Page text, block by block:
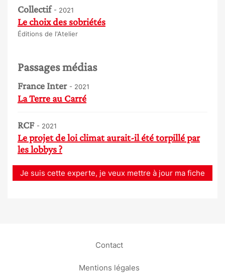
Collectif - 2021
Le choix des sobriétés
Éditions de l'Atelier
Passages médias
France Inter - 2021
La Terre au Carré
RCF - 2021
Le projet de loi climat aurait-il été torpillé par
les lobbys ?
Je suis cette experte, je veux mettre à jour ma fiche
Contact
Mentions légales